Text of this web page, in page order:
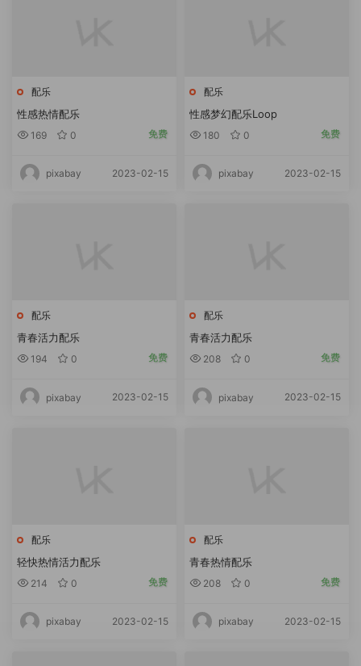
配乐
性感热情配乐
169 0 免费
pixabay 2023-02-15
配乐
性感梦幻配乐Loop
180 0 免费
pixabay 2023-02-15
配乐
青春活力配乐
194 0 免费
pixabay 2023-02-15
配乐
青春活力配乐
208 0 免费
pixabay 2023-02-15
配乐
轻快热情活力配乐
214 0 免费
pixabay 2023-02-15
配乐
青春热情配乐
208 0 免费
pixabay 2023-02-15